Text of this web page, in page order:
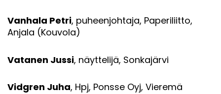
Vanhala Petri, puheenjohtaja, Paperiliitto,
Anjala (Kouvola)
Vatanen Jussi, näyttelijä, Sonkajärvi
Vidgren Juha, Hpj, Ponsse Oyj, Vieremä